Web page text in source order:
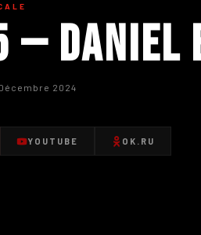
— Daniel
2024
YOUTUBE OK.RU